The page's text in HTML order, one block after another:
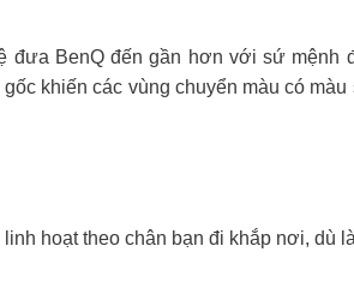
đưa BenQ đến gần hơn với sứ mệnh
khiến các vùng chuyển màu có
hoạt theo chân bạn đi khắp nơi, dù